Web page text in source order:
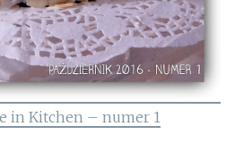
in Kitchen – numer 1